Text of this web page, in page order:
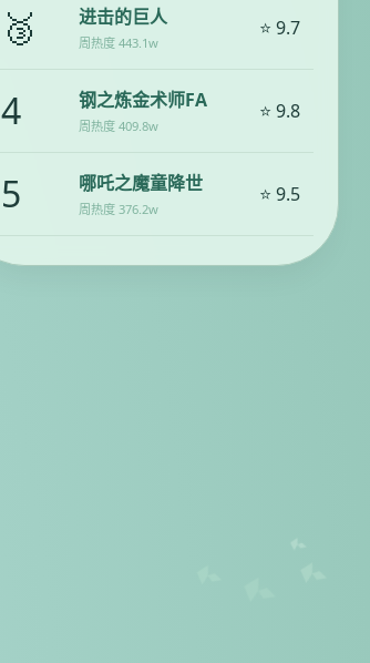
咒术回战 涩谷事变
🥉 进击的巨人
周热度 443.1w
⭐ 9.7
4 钢之炼金术师FA
周热度 409.8w
⭐ 9.8
5 哪吒之魔童降世
周热度 376.2w
⭐ 9.5